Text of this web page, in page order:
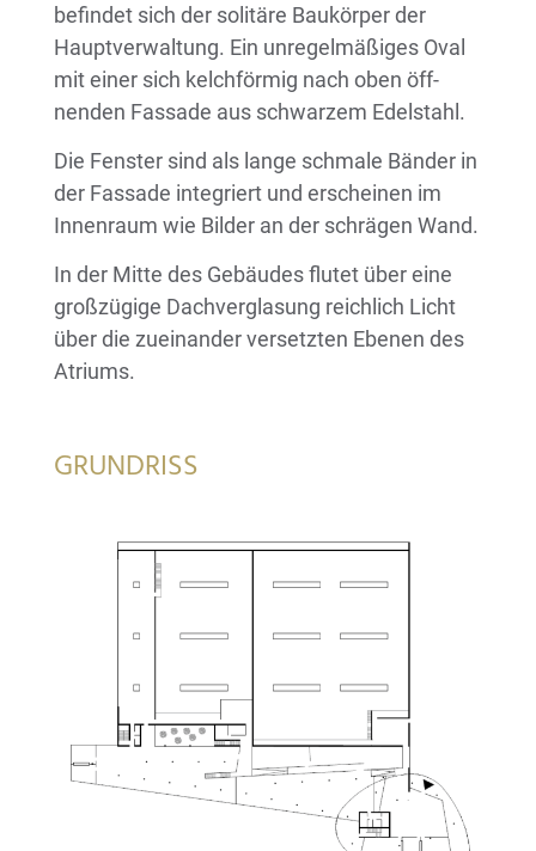
befindet sich der solitäre Baukörper der
Hauptverwaltung. Ein unregelmäßiges Oval
mit einer sich kelchförmig nach oben öff-
nenden Fassade aus schwarzem Edelstahl.
Die Fenster sind als lange schmale Bänder in
der Fassade integriert und erscheinen im
Innenraum wie Bilder an der schrägen Wand.
In der Mitte des Gebäudes flutet über eine
großzügige Dachverglasung reichlich Licht
über die zueinander versetzten Ebenen des
Atriums.
GRUNDRISS